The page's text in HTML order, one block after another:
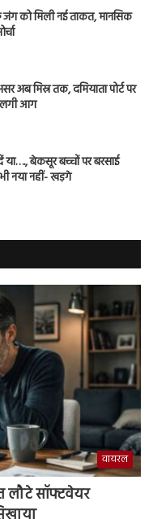
को मिली नई ताकत, मानसिक
अब मिस्र तक, दमियाता पोर्ट पर
लगी आग
या…., बेकसूर बच्चों पर बरसाई
नया नहीं- खड़गे
वायरल
लौटे सॉफ्टवेयर